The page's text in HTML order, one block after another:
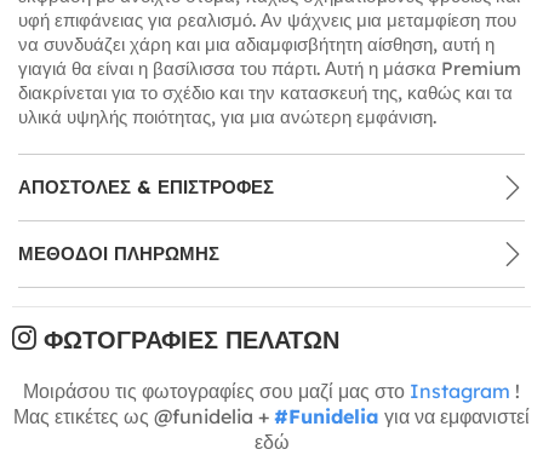
υφή επιφάνειας για ρεαλισμό. Αν ψάχνεις μια μεταμφίεση που
να συνδυάζει χάρη και μια αδιαμφισβήτητη αίσθηση, αυτή η
γιαγιά θα είναι η βασίλισσα του πάρτι. Αυτή η μάσκα Premium
διακρίνεται για το σχέδιο και την κατασκευή της, καθώς και τα
υλικά υψηλής ποιότητας, για μια ανώτερη εμφάνιση.
ΑΠΟΣΤΟΛΈΣ & ΕΠΙΣΤΡΟΦΈΣ
ΜΕΘΌΔΟΙ ΠΛΗΡΩΜΉΣ
ΦΩΤΟΓΡΑΦΊΕΣ ΠΕΛΑΤΏΝ
Μοιράσου τις φωτογραφίες σου μαζί μας στο Instagram !
Μας ετικέτες ως @funidelia + #Funidelia για να εμφανιστεί
εδώ